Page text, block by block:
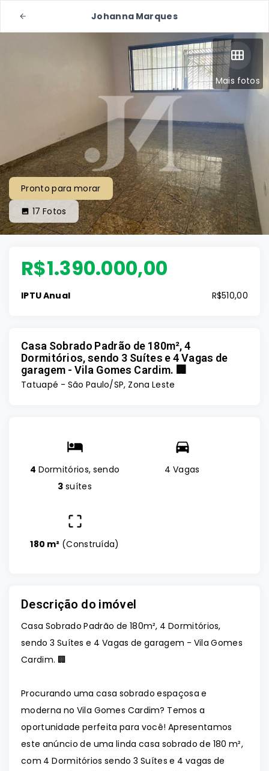
Johanna Marques
Mais fotos
Pronto para morar
17 Fotos
R$1.390.000,00
IPTU Anual R$510,00
Casa Sobrado Padrão de 180m², 4
Dormitórios, sendo 3 Suítes e 4 Vagas de
garagem - Vila Gomes Cardim. 🏢
Tatuapé - São Paulo/SP, Zona Leste
4 Dormitórios, sendo
3 suítes
4 Vagas
180 m² (Construída)
Descrição do imóvel
Casa Sobrado Padrão de 180m², 4 Dormitórios,
sendo 3 Suítes e 4 Vagas de garagem - Vila Gomes
Cardim. 🏢
Procurando uma casa sobrado espaçosa e
moderna no Vila Gomes Cardim? Temos a
oportunidade perfeita para você! Apresentamos
este anúncio de uma linda casa sobrado de 180 m²,
com 4 Dormitórios sendo 3 Suítes e 4 vagas de